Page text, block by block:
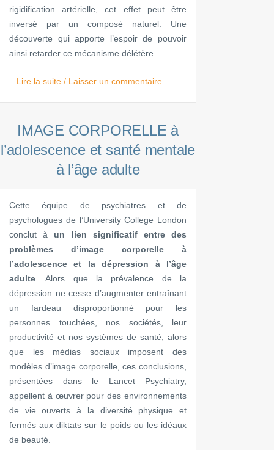
rigidification artérielle, cet effet peut être
inversé par un composé naturel. Une
découverte qui apporte l’espoir de pouvoir
ainsi retarder ce mécanisme délétère.
Lire la suite / Laisser un commentaire
IMAGE CORPORELLE à
l’adolescence et santé mentale
à l’âge adulte
Cette équipe de psychiatres et de
psychologues de l’University College London
conclut à un lien significatif entre des
problèmes d’image corporelle à
l’adolescence et la dépression à l’âge
adulte . Alors que la prévalence de la
dépression ne cesse d’augmenter entraînant
un fardeau disproportionné pour les
personnes touchées, nos sociétés, leur
productivité et nos systèmes de santé, alors
que les médias sociaux imposent des
modèles d’image corporelle, ces conclusions,
présentées dans le Lancet Psychiatry,
appellent à œuvrer pour des environnements
de vie ouverts à la diversité physique et
fermés aux diktats sur le poids ou les idéaux
de beauté.